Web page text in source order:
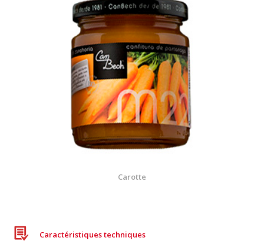
Carotte
Caractéristiques techniques